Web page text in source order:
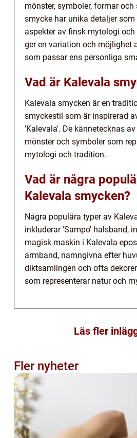
mönster, symboler, formar och
smycke har unika detaljer som
aspekter av finsk mytologi
ger en variation och möjlighet
som passar ens personliga
Vad är Kalevala
Kalevala smycken är en
smyckestil som är inspirerad
'Kalevala'. De kännetecknas
mönster och symboler som
mytologi och tradition.
Vad är några
Kalevala smycken?
Några populära typer av
inkluderar 'Sampo' halsband,
magisk maskin i Kalevala-
armband, namngivna efter
diktsamlingen och ofta
som representerar natur och
Läs fler
Fler nyheter